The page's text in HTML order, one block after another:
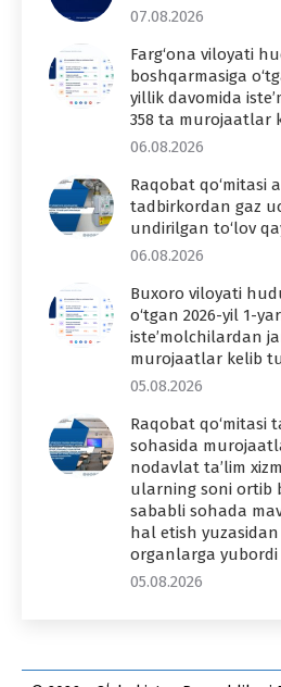
07.08.2026
Farg‘ona viloyati
boshqarmasiga
yillik davomida
358 ta murojaatlar
06.08.2026
Raqobat qo‘mitasi
tadbirkordan gaz
undirilgan to‘lov
06.08.2026
Buxoro viloyati
o‘tgan 2026-yil 1-
iste’molchilardan
murojaatlar kelib
05.08.2026
Raqobat qo‘mitasi
sohasida
nodavlat ta’lim
ularning soni ortib
sababli sohada
hal etish
organlarga yubordi
05.08.2026